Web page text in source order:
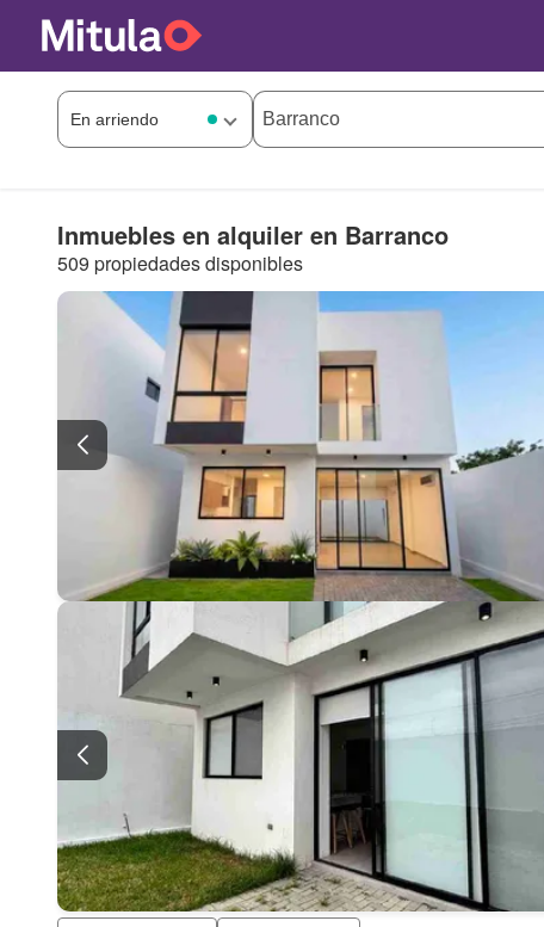
Inmuebles en alquiler en Barranco
509 propiedades disponibles